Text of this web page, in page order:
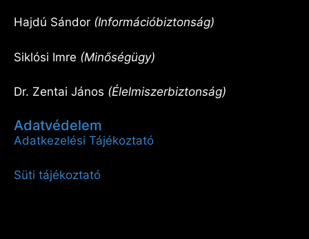
Hajdú Sándor (Információbiztonság)
Siklósi Imre (Minőségügy)
Dr. Zentai János (Élelmiszerbiztonság)
Adatvédelem
Adatkezelési Tájékoztató
Süti tájékoztató